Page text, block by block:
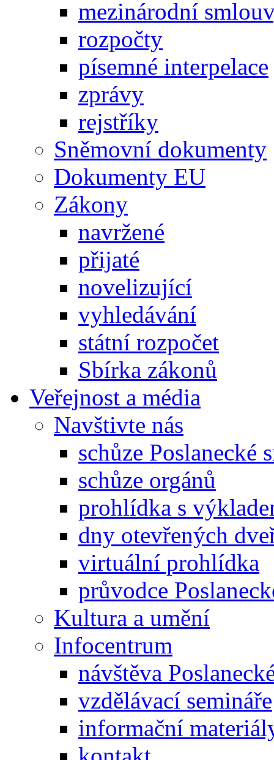
mezinárodní
rozpočty
písemné interpelace
zprávy
rejstříky
Sněmovní dokumenty
Dokumenty EU
Zákony
navržené
přijaté
novelizující
vyhledávání
státní rozpočet
Sbírka zákonů
Veřejnost a média
Navštivte nás
schůze Poslanecké
schůze orgánů
prohlídka s
dny otevřených
virtuální prohlídka
průvodce
Kultura a umění
Infocentrum
návštěva
vzdělávací semináře
informační